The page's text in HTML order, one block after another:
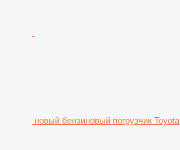
новый бензиновый погрузчик Toyota